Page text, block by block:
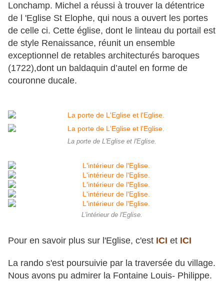
Lonchamp. Michel a réussi à trouver la détentrice
de l 'Eglise St Elophe, qui nous a ouvert les portes
de celle ci. Cette église, dont le linteau du portail est
de style Renaissance, réunit un ensemble
exceptionnel de retables architecturés baroques
(1722),dont un baldaquin d’autel en forme de
couronne ducale.
La porte de L'Eglise et l'Eglise.
L'intérieur de l'Eglise.
Pour en savoir plus sur l'Eglise, c'est ICI et ICI
La rando s'est poursuivie par la traversée du village.
Nous avons pu admirer la Fontaine Louis- Philippe.